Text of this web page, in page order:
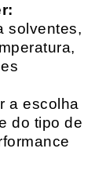
solventes,
a escolha
do tipo de